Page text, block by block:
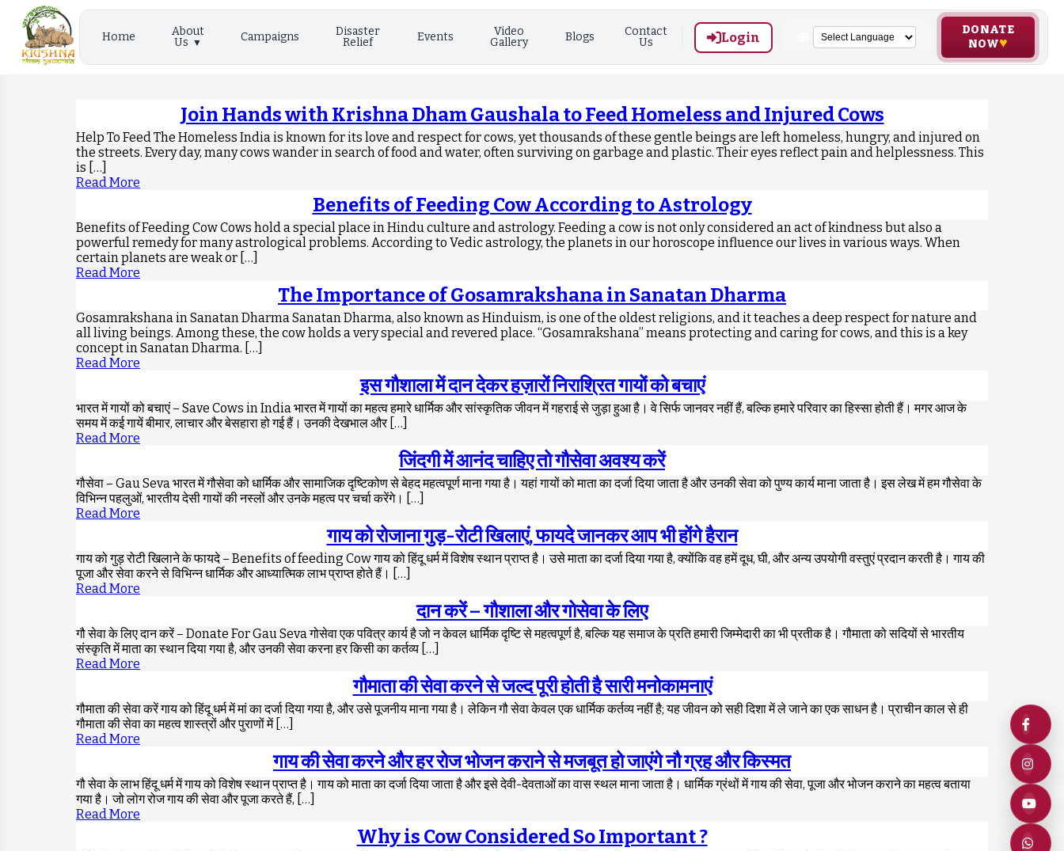
Home
About
Us
Campaigns
Disaster
Relief
Events
Video
Gallery
Blogs
Contact
Us
Login
DONATE
NOW
Join Hands with Krishna Dham Gaushala to Feed Homeless and Injured Cows
Help To Feed The Homeless India is known for its love and respect for cows, yet thousands of these gentle beings are left homeless, hungry, and injured on
the streets. Every day, many cows wander in search of food and water, often surviving on garbage and plastic. Their eyes reflect pain and helplessness. This
is […]
Read More
Benefits of Feeding Cow According to Astrology
Benefits of Feeding Cow Cows hold a special place in Hindu culture and astrology. Feeding a cow is not only considered an act of kindness but also a
powerful remedy for many astrological problems. According to Vedic astrology, the planets in our horoscope influence our lives in various ways. When
certain planets are weak or […]
Read More
The Importance of Gosamrakshana in Sanatan Dharma
Gosamrakshana in Sanatan Dharma Sanatan Dharma, also known as Hinduism, is one of the oldest religions, and it teaches a deep respect for nature and
all living beings. Among these, the cow holds a very special and revered place. “Gosamrakshana” means protecting and caring for cows, and this is a key
concept in Sanatan Dharma. […]
Read More
इस गौशाला में दान देकर हज़ारों निराश्रित गायों को बचाएं
भारत में गायों को बचाएं – Save Cows in India भारत में गायों का महत्व हमारे धार्मिक और सांस्कृतिक जीवन में गहराई से जुड़ा हुआ है। वे सिर्फ जानवर नहीं हैं, बल्कि हमारे परिवार का हिस्सा होती हैं। मगर आज के
समय में कई गायें बीमार, लाचार और बेसहारा हो गई हैं। उनकी देखभाल और […]
Read More
जिंदगी में आनंद चाहिए तो गौसेवा अवश्य करें
गौसेवा – Gau Seva भारत में गौसेवा को धार्मिक और सामाजिक दृष्टिकोण से बेहद महत्वपूर्ण माना गया है। यहां गायों को माता का दर्जा दिया जाता है और उनकी सेवा को पुण्य कार्य माना जाता है। इस लेख में हम गौसेवा के
विभिन्न पहलुओं, भारतीय देसी गायों की नस्लों और उनके महत्व पर चर्चा करेंगे। […]
Read More
गाय को रोजाना गुड़-रोटी खिलाएं, फायदे जानकर आप भी होंगे हैरान
गाय को गुड़ रोटी खिलाने के फायदे – Benefits of feeding Cow गाय को हिंदू धर्म में विशेष स्थान प्राप्त है। उसे माता का दर्जा दिया गया है, क्योंकि वह हमें दूध, घी, और अन्य उपयोगी वस्तुएं प्रदान करती है। गाय की
पूजा और सेवा करने से विभिन्न धार्मिक और आध्यात्मिक लाभ प्राप्त होते हैं। […]
Read More
दान करें – गौशाला और गोसेवा के लिए
गौ सेवा के लिए दान करें – Donate For Gau Seva गोसेवा एक पवित्र कार्य है जो न केवल धार्मिक दृष्टि से महत्वपूर्ण है, बल्कि यह समाज के प्रति हमारी जिम्मेदारी का भी प्रतीक है। गौमाता को सदियों से भारतीय
संस्कृति में माता का स्थान दिया गया है, और उनकी सेवा करना हर किसी का कर्तव्य […]
Read More
गौमाता की सेवा करने से जल्द पूरी होती है सारी मनोकामनाएं
गौमाता की सेवा करें गाय को हिंदू धर्म में मां का दर्जा दिया गया है, और उसे पूजनीय माना गया है। लेकिन गौ सेवा केवल एक धार्मिक कर्तव्य नहीं है; यह जीवन को सही दिशा में ले जाने का एक साधन है। प्राचीन काल से ही
गौमाता की सेवा का महत्व शास्त्रों और पुराणों में […]
Read More
गाय की सेवा करने और हर रोज भोजन कराने से मजबूत हो जाएंगे नौ ग्रह और किस्मत
गौ सेवा के लाभ हिंदू धर्म में गाय को विशेष स्थान प्राप्त है। गाय को माता का दर्जा दिया जाता है और इसे देवी-देवताओं का वास स्थल माना जाता है। धार्मिक ग्रंथों में गाय की सेवा, पूजा और भोजन कराने का महत्व बताया
गया है। जो लोग रोज गाय की सेवा और पूजा करते हैं, […]
Read More
Why is Cow Considered So Important ?